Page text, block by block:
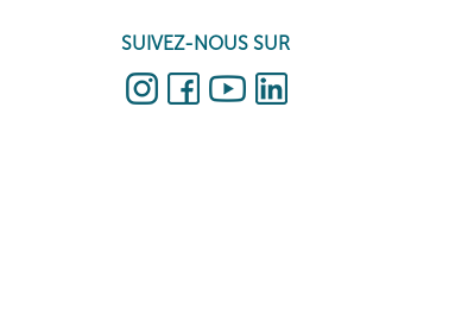
SUIVEZ-NOUS SUR